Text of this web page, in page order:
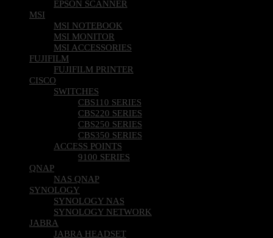
MSI MONITOR
MSI ACCESSORIES
FUJIFILM
FUJIFILM PRINTER
CISCO
SWITCHES
CBS110 SERIES
CBS220 SERIES
CBS250 SERIES
CBS350 SERIES
ACCESS POINTS
9100 SERIES
NAS QNAP
SYNOLOGY
SYNOLOGY NAS
SYNOLOGY NETWORK
JABRA
JABRA HEADSET
JABRA PANACAST